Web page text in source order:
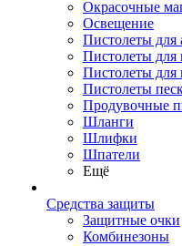
Окрасочные
Освещение
Пистолеты для
Пистолеты для
Пистолеты для
Пистолеты
Продувочные
Шланги
Шлифки
Шпатели
Ещё
Средства защиты
Защитные очки
Комбинезоны